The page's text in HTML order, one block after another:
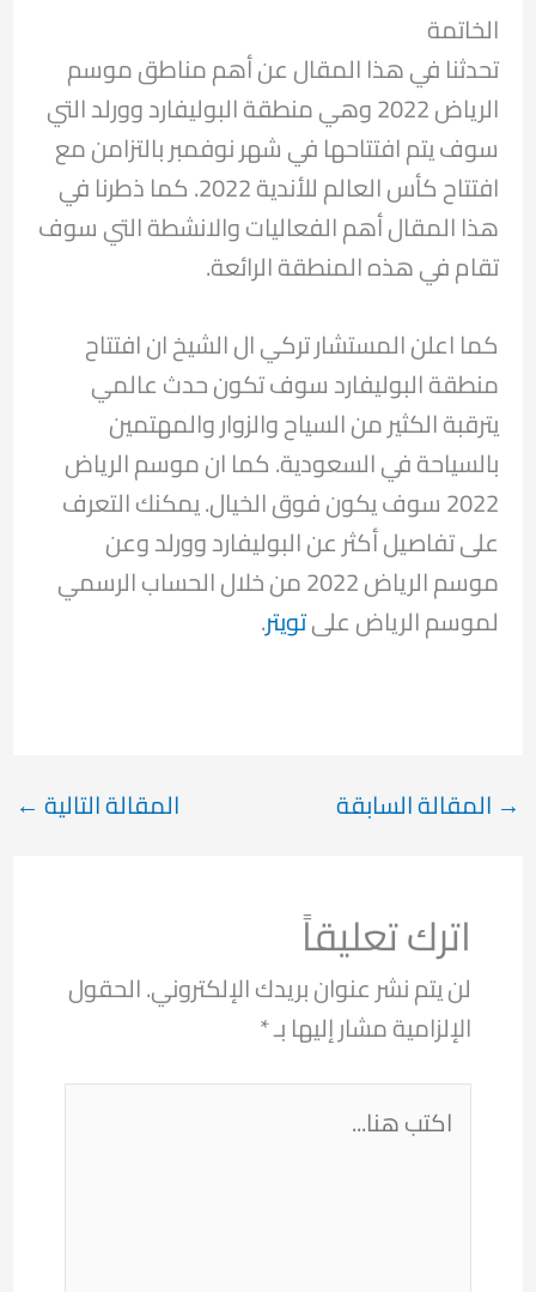
الخاتمة
تحدثنا في هذا المقال عن أهم مناطق موسم
الرياض 2022 وهي منطقة البوليفارد وورلد التي
سوف يتم افتتاحها في شهر نوفمبر بالتزامن مع
افتتاح كأس العالم للأندية 2022. كما ذطرنا في
هذا المقال أهم الفعاليات والانشطة التي سوف
تقام في هذه المنطقة الرائعة.
كما اعلن المستشار تركي ال الشيخ ان افتتاح
منطقة البوليفارد سوف تكون حدث عالمي
يترقبة الكثير من السياح والزوار والمهتمين
بالسياحة في السعودية. كما ان موسم الرياض
2022 سوف يكون فوق الخيال. يمكنك التعرف
على تفاصيل أكثر عن البوليفارد وورلد وعن
موسم الرياض 2022 من خلال الحساب الرسمي
لموسم الرياض علىتويتر.
→ المقالة السابقة المقالة التالية ←
اترك تعليقاً
لن يتم نشر عنوان بريدك الإلكتروني.الحقول
الإلزامية مشار إليها بـ*
اكتب
هنا...